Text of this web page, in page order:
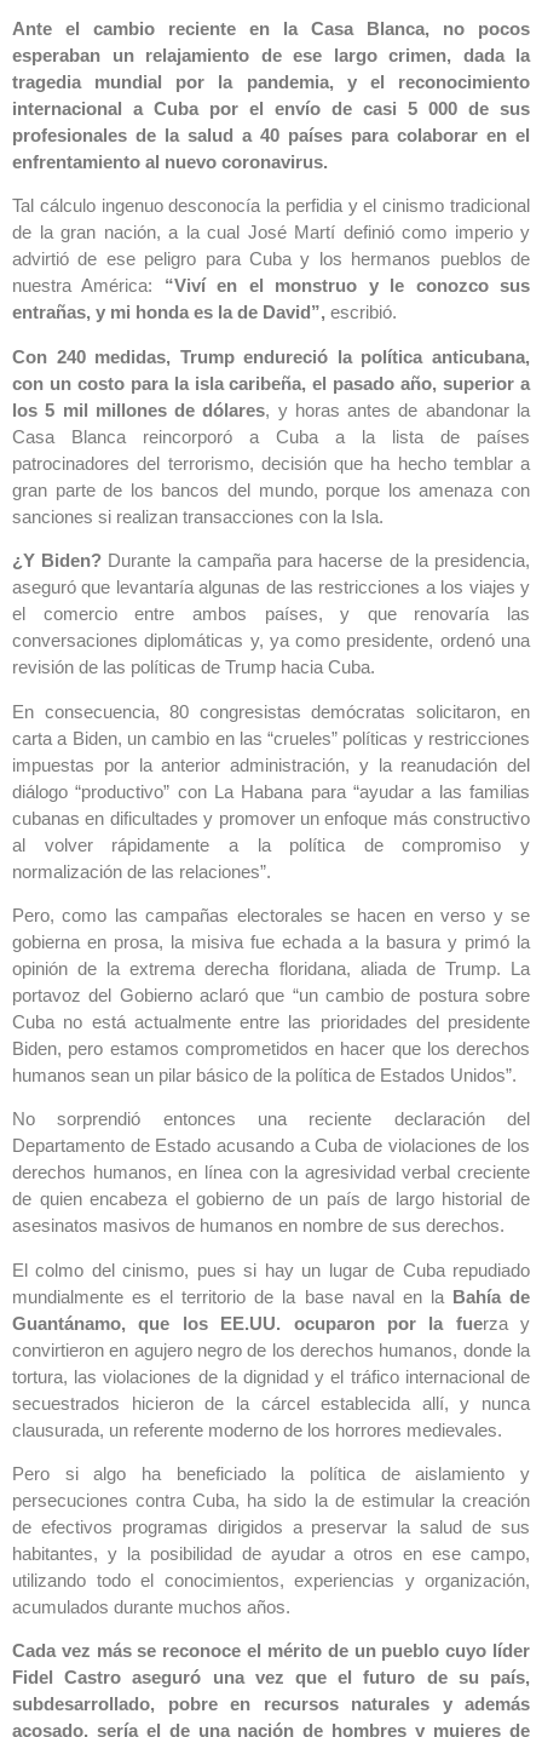
Ante el cambio reciente en la Casa Blanca, no pocos
esperaban un relajamiento de ese largo crimen, dada la
tragedia mundial por la pandemia, y el reconocimiento
internacional a Cuba por el envío de casi 5 000 de sus
profesionales de la salud a 40 países para colaborar en el
enfrentamiento al nuevo coronavirus.
Tal cálculo ingenuo desconocía la perfidia y el cinismo tradicional
de la gran nación, a la cual José Martí definió como imperio y
advirtió de ese peligro para Cuba y los hermanos pueblos de
nuestra América: “Viví en el monstruo y le conozco sus
entrañas, y mi honda es la de David”, escribió.
Con 240 medidas, Trump endureció la política anticubana,
con un costo para la isla caribeña, el pasado año, superior a
los 5 mil millones de dólares, y horas antes de abandonar la
Casa Blanca reincorporó a Cuba a la lista de países
patrocinadores del terrorismo, decisión que ha hecho temblar a
gran parte de los bancos del mundo, porque los amenaza con
sanciones si realizan transacciones con la Isla.
¿Y Biden? Durante la campaña para hacerse de la presidencia,
aseguró que levantaría algunas de las restricciones a los viajes y
el comercio entre ambos países, y que renovaría las
conversaciones diplomáticas y, ya como presidente, ordenó una
revisión de las políticas de Trump hacia Cuba.
En consecuencia, 80 congresistas demócratas solicitaron, en
carta a Biden, un cambio en las “crueles” políticas y restricciones
impuestas por la anterior administración, y la reanudación del
diálogo “productivo” con La Habana para “ayudar a las familias
cubanas en dificultades y promover un enfoque más constructivo
al volver rápidamente a la política de compromiso y
normalización de las relaciones”.
Pero, como las campañas electorales se hacen en verso y se
gobierna en prosa, la misiva fue echada a la basura y primó la
opinión de la extrema derecha floridana, aliada de Trump. La
portavoz del Gobierno aclaró que “un cambio de postura sobre
Cuba no está actualmente entre las prioridades del presidente
Biden, pero estamos comprometidos en hacer que los derechos
humanos sean un pilar básico de la política de Estados Unidos”.
No sorprendió entonces una reciente declaración del
Departamento de Estado acusando a Cuba de violaciones de los
derechos humanos, en línea con la agresividad verbal creciente
de quien encabeza el gobierno de un país de largo historial de
asesinatos masivos de humanos en nombre de sus derechos.
El colmo del cinismo, pues si hay un lugar de Cuba repudiado
mundialmente es el territorio de la base naval en la Bahía de
Guantánamo, que los EE.UU. ocuparon por la fuerza y
convirtieron en agujero negro de los derechos humanos, donde la
tortura, las violaciones de la dignidad y el tráfico internacional de
secuestrados hicieron de la cárcel establecida allí, y nunca
clausurada, un referente moderno de los horrores medievales.
Pero si algo ha beneficiado la política de aislamiento y
persecuciones contra Cuba, ha sido la de estimular la creación
de efectivos programas dirigidos a preservar la salud de sus
habitantes, y la posibilidad de ayudar a otros en ese campo,
utilizando todo el conocimientos, experiencias y organización,
acumulados durante muchos años.
Cada vez más se reconoce el mérito de un pueblo cuyo líder
Fidel Castro aseguró una vez que el futuro de su país,
subdesarrollado, pobre en recursos naturales y además
acosado, sería el de una nación de hombres y mujeres de